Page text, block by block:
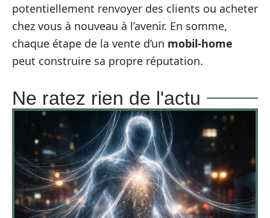
potentiellement renvoyer des clients ou acheter
chez vous à nouveau à l’avenir. En somme,
chaque étape de la vente d’un mobil-home
peut construire sa propre réputation.
Ne ratez rien de l'actu